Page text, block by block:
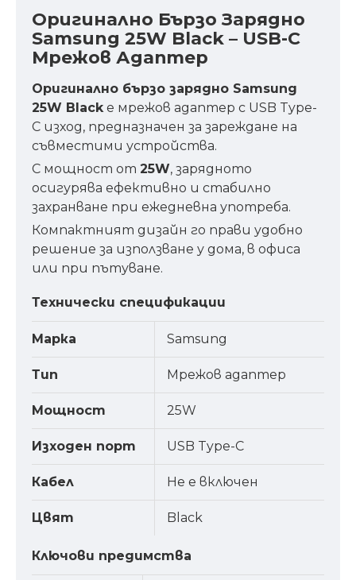
Оригинално Бързо Зарядно
Samsung 25W Black – USB-C
Мрежов Адаптер
Оригинално бързо зарядно Samsung
25W Blackе мрежов адаптер с USB Type-
C изход, предназначен за зареждане на
съвместими устройства.
С мощност от 25W, зарядното
осигурява ефективно и стабилно
захранване при ежедневна употреба.
Компактният дизайн го прави удобно
решение за използване у дома, в офиса
или при пътуване.
Технически спецификации
Марка Samsung
Тип Мрежов адаптер
Мощност 25W
Изходен порт USB Type-C
Кабел Не е включен
Цвят Black
Ключови предимства